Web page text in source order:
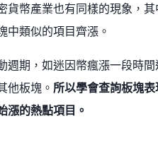
貨幣產業也有同樣的現象，其
中類似的項目齊漲。
週期，如迷因幣瘋漲一段時間
他板塊。 所以學會查詢板塊表
漲的熱點項目。